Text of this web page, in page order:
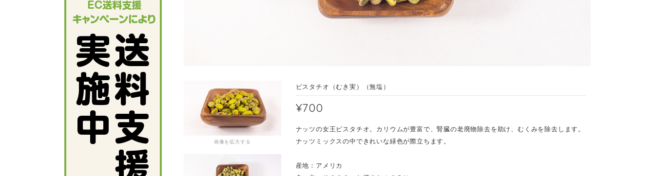
画像を拡大する
ピスタチオ（むき実）（無塩）
¥700
ナッツの女王ピスタチオ。カリウムが豊富で、腎臓の老廃物除去を助け、むくみを除去します。
ナッツミックスの中できれいな緑色が際立ちます。
産地：アメリカ